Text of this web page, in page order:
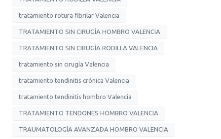
tratamiento rotura fibrilar Valencia
TRATAMIENTO SIN CIRUGÍA HOMBRO VALENCIA
TRATAMIENTO SIN CIRUGÍA RODILLA VALENCIA
tratamiento sin cirugía Valencia
tratamiento tendinitis crónica Valencia
tratamiento tendinitis hombro Valencia
TRATAMIENTO TENDONES HOMBRO VALENCIA
TRAUMATOLOGÍA AVANZADA HOMBRO VALENCIA